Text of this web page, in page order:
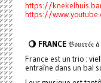
https://
https://
🌖 FRANCE𝔅𝔬𝔲𝔯𝔯𝔢́𝔢 𝔞̀
France est un trio :
entraîne dans un bal